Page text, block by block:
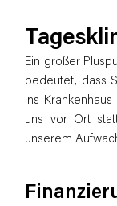
Ein großer
bedeutet, dass
ins
uns vor Ort
unserem